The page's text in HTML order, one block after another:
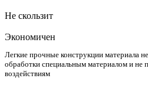
Не скользит
Экономичен
Легкие прочные конструкции материала
обработки специальным материалом и
воздействиям